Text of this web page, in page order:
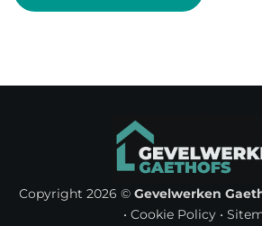
Copyright 2026 © Gevelwerken
• Cookie Policy •